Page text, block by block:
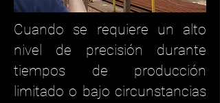
Cuando se requiere un alto
nivel de precisión durante
tiempos de producción
limitado o bajo circunstancias